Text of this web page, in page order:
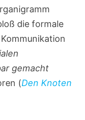
die formale
gemacht
(Den Knoten